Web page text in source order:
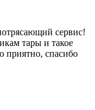
сервис!
тары и такое
приятно, спасибо